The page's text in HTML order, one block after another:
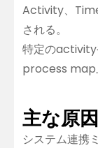
Activity、
される。
特定のactivity
process map
主な原因
システム連携